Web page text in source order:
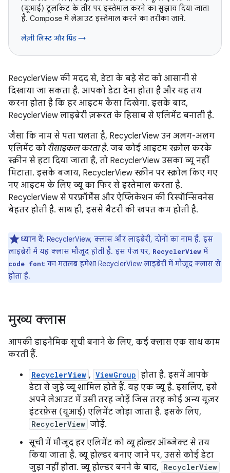
(यूआई) टूलकिट के तौर पर इस्तेमाल करने का सुझाव दिया जाता
है. Compose में लेआउट इस्तेमाल करने का तरीका जानें.
लेज़ी लिस्ट और ग्रिड →
RecyclerView की मदद से, डेटा के बड़े सेट को आसानी से
दिखाया जा सकता है. आपको डेटा देना होता है और यह तय
करना होता है कि हर आइटम कैसा दिखेगा. इसके बाद,
RecyclerView लाइब्रेरी ज़रूरत के हिसाब से एलिमेंट बनाती है.
जैसा कि नाम से पता चलता है, RecyclerView उन अलग-अलग
एलिमेंट को रीसाइकल करता है. जब कोई आइटम स्क्रोल करके
स्क्रीन से हटा दिया जाता है, तो RecyclerView उसका व्यू नहीं
मिटाता. इसके बजाय, RecyclerView स्क्रीन पर स्क्रोल किए गए
नए आइटम के लिए व्यू का फिर से इस्तेमाल करता है.
RecyclerView से परफ़ॉर्मेंस और ऐप्लिकेशन की रिस्पॉन्सिवनेस
बेहतर होती है. साथ ही, इससे बैटरी की खपत कम होती है.
ध्यान दें: RecyclerView, क्लास और लाइब्रेरी, दोनों का नाम है. इस
लाइब्रेरी में यह क्लास मौजूद होती है. इस पेज पर, RecyclerView में
code font का मतलब हमेशा RecyclerView लाइब्रेरी में मौजूद क्लास से
होता है.
मुख्य क्लास
आपकी डाइनैमिक सूची बनाने के लिए, कई क्लास एक साथ काम
करती हैं.
RecyclerView , ViewGroup होता है. इसमें आपके
डेटा से जुड़े व्यू शामिल होते हैं. यह एक व्यू है. इसलिए, इसे
अपने लेआउट में उसी तरह जोड़ें जिस तरह कोई अन्य यूज़र
इंटरफ़ेस (यूआई) एलिमेंट जोड़ा जाता है. इसके लिए,
RecyclerView जोड़ें.
सूची में मौजूद हर एलिमेंट को व्यू होल्डरऑब्जेक्ट से तय
किया जाता है. व्यू होल्डर बनाए जाने पर, उससे कोई डेटा
जुड़ा नहीं होता. व्यू होल्डर बनने के बाद, RecyclerView